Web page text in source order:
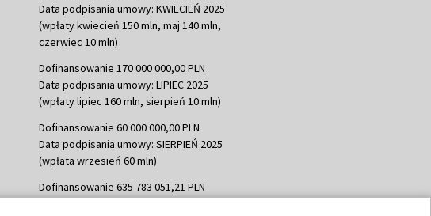
Data podpisania umowy: KWIECIEŃ 2025
(wpłaty kwiecień 150 mln, maj 140 mln,
czerwiec 10 mln)
Dofinansowanie 170 000 000,00 PLN
Data podpisania umowy: LIPIEC 2025
(wpłaty lipiec 160 mln, sierpień 10 mln)
Dofinansowanie 60 000 000,00 PLN
Data podpisania umowy: SIERPIEŃ 2025
(wpłata wrzesień 60 mln)
Dofinansowanie 635 783 051,21 PLN